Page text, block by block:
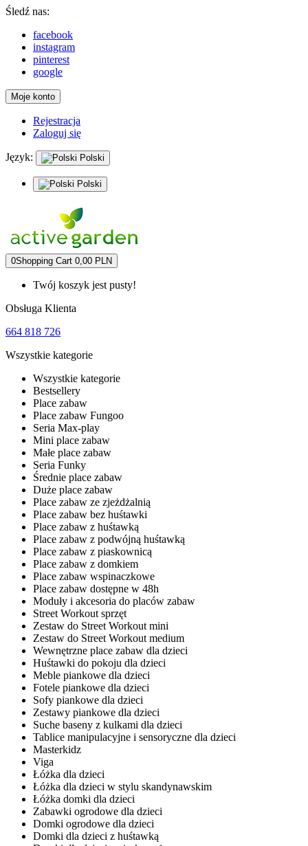
Śledź nas:
facebook
instagram
pinterest
google
Moje konto
Rejestracja
Zaloguj się
Język: Polski
Polski
0Shopping Cart 0,00 PLN
Twój koszyk jest pusty!
Obsługa Klienta
664 818 726
Wszystkie kategorie
Wszystkie kategorie
Bestsellery
Place zabaw
Place zabaw Fungoo
Seria Max-play
Mini place zabaw
Małe place zabaw
Seria Funky
Średnie place zabaw
Duże place zabaw
Place zabaw ze zjeżdżalnią
Place zabaw bez huśtawki
Place zabaw z huśtawką
Place zabaw z podwójną huśtawką
Place zabaw z piaskownicą
Place zabaw z domkiem
Place zabaw wspinaczkowe
Place zabaw dostępne w 48h
Moduły i akcesoria do placów zabaw
Street Workout sprzęt
Zestaw do Street Workout mini
Zestaw do Street Workout medium
Wewnętrzne place zabaw dla dzieci
Huśtawki do pokoju dla dzieci
Meble piankowe dla dzieci
Fotele piankowe dla dzieci
Sofy piankowe dla dzieci
Zestawy piankowe dla dzieci
Suche baseny z kulkami dla dzieci
Tablice manipulacyjne i sensoryczne dla dzieci
Masterkidz
Viga
Łóżka dla dzieci
Łóżka dla dzieci w stylu skandynawskim
Łóżka domki dla dzieci
Zabawki ogrodowe dla dzieci
Domki ogrodowe dla dzieci
Domki dla dzieci z huśtawką